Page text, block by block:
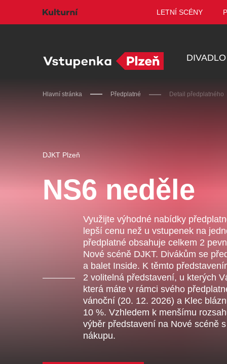
LETNÍ SCÉNY
DIVADLO
Hlavní stránka Předplatné Detail předplatného
DJKT Plzeň
NS6 neděle
Využijte výhodné nabídky
lepší cenu než u vstupenek na
předplatné obsahuje celkem 2
Nové scéně DJKT. Divákům se
a balet Inside. K těmto
2 volitelná představení, u kterých
která máte v rámci svého
vánoční (20. 12. 2026) a Klec
10 %. Vzhledem k menšímu
výběr představení na Nové scéně
nákupu.
JARO EVENT s.r.o.
Ostatní hledají
Nejnavštěvovanější
divadlopluto